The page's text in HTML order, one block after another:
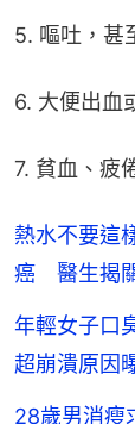
5. 嘔吐，甚
6. 大便出血
7. 貧血、疲
熱水不要這
癌 醫生揭
年輕女子口
超崩潰原因
28歲男消瘦